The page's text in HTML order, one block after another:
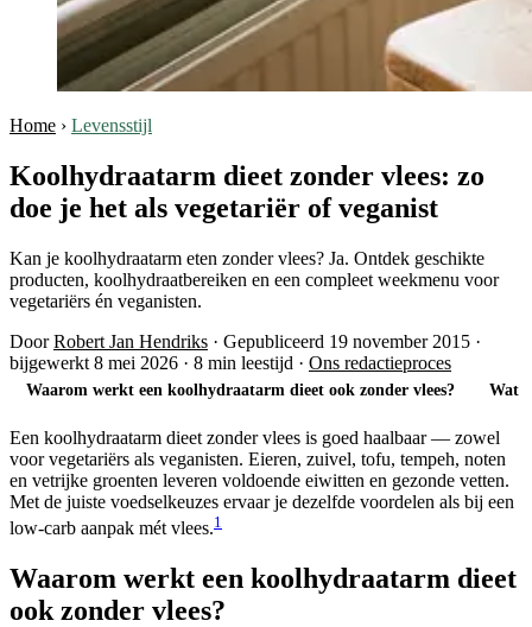
Home › Levensstijl
Koolhydraatarm dieet zonder vlees: zo
doe je het als vegetariër of veganist
Kan je koolhydraatarm eten zonder vlees? Ja. Ontdek geschikte
producten, koolhydraatbereiken en een compleet weekmenu voor
vegetariërs én veganisten.
DoorRobert Jan Hendriks · Gepubliceerd 19 november 2015 ·
bijgewerkt 8 mei 2026 · 8 min leestijd · Ons redactieproces
Waarom werkt een koolhydraatarm dieet ook zonder vlees? Wat
Een koolhydraatarm dieet zonder vlees is goed haalbaar — zowel
voor vegetariërs als veganisten. Eieren, zuivel, tofu, tempeh, noten
en vetrijke groenten leveren voldoende eiwitten en gezonde vetten.
Met de juiste voedselkeuzes ervaar je dezelfde voordelen als bij een
low-carb aanpak mét vlees.1
Waarom werkt een koolhydraatarm dieet
ook zonder vlees?